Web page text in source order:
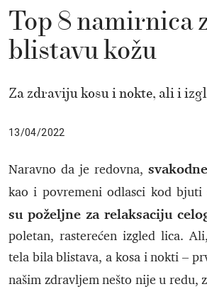
Top 8 namirnica
blistavu kožu
Za zdraviju kosu i nokte, ali i
13/04/2022
Naravno da je redovna,
kao i povremeni odlasci kod bjuti
su poželjne za relaksaciju
poletan, rasterećen izgled lica.
tela bila blistava, a kosa i nokti –
našim zdravljem nešto nije u redu,